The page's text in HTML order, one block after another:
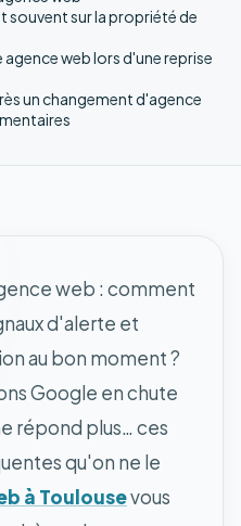
souvent sur la propriété de
web lors d'une reprise
un changement d'agence
web : comment
d'alerte et
au bon moment ?
Google en chute
répond plus… ces
qu'on ne le
à Toulousevous